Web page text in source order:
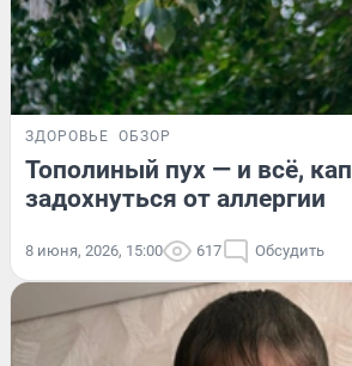
ЗДОРОВЬЕ ОБЗОР
Тополиный пух — и всё,
задохнуться от аллергии
8 июня, 2026, 15:00 617 Обсудить